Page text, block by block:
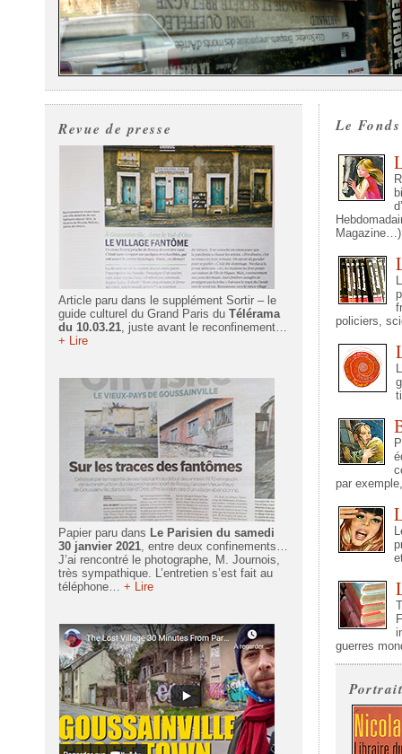
Revue de presse
Article paru dans le supplément Sortir – le
guide culturel du Grand Paris du Télérama
du 10.03.21, juste avant le reconfinement…
+ Lire
Papier paru dans Le Parisien du samedi
30 janvier 2021, entre deux confinements…
J’ai rencontré le photographe, M. Journois,
très sympathique. L’entretien s’est fait au
téléphone… + Lire
Le Fonds
policiers,
par
guerres